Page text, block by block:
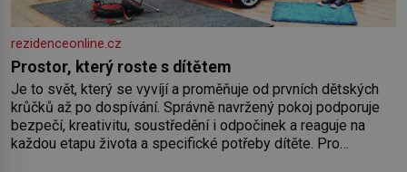
rezidenceonline.cz
Prostor, který roste s dítětem
Je to svět, který se vyvíjí a proměňuje od prvních dětských
krůčků až po dospívání. Správně navržený pokoj podporuje
bezpečí, kreativitu, soustředění i odpočinek a reaguje na
každou etapu života a specifické potřeby dítěte. Pro